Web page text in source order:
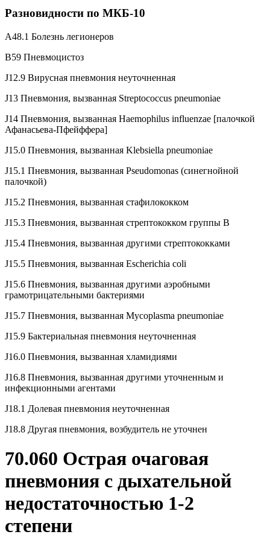
Разновидности по МКБ-10
A48.1 Болезнь легионеров
B59 Пневмоцистоз
J12.9 Вирусная пневмония неуточненная
J13 Пневмония, вызванная Streptococcus pneumoniae
J14 Пневмония, вызванная Haemophilus influenzae [палочкой
Афанасьева-Пфейффера]
J15.0 Пневмония, вызванная Klebsiella pneumoniae
J15.1 Пневмония, вызванная Pseudomonas (синегнойной
палочкой)
J15.2 Пневмония, вызванная стафилококком
J15.3 Пневмония, вызванная стрептококком группы B
J15.4 Пневмония, вызванная другими стрептококками
J15.5 Пневмония, вызванная Escherichia coli
J15.6 Пневмония, вызванная другими аэробными
грамотрицательными бактериями
J15.7 Пневмония, вызванная Mycoplasma pneumoniae
J15.9 Бактериальная пневмония неуточненная
J16.0 Пневмония, вызванная хламидиями
J16.8 Пневмония, вызванная другими уточненным и
инфекционными агентами
J18.1 Долевая пневмония неуточненная
J18.8 Другая пневмония, возбудитель не уточнен
70.060 Острая очаговая
пневмония с дыхательной
недостаточностью 1-2
степени